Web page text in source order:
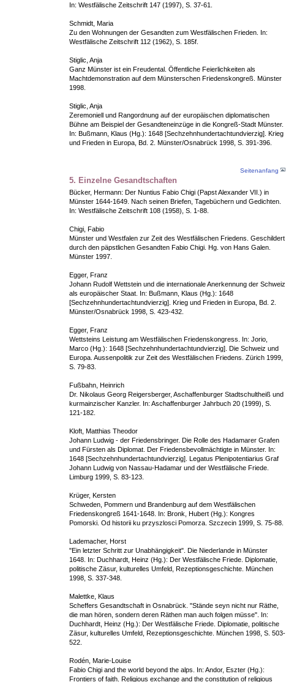
In: Westfälische Zeitschrift 147 (1997), S. 37-61.
Schmidt, Maria
Zu den Wohnungen der Gesandten zum Westfälischen Frieden. In:
Westfälische Zeitschrift 112 (1962), S. 185f.
Stiglic, Anja
Ganz Münster ist ein Freudental. Öffentliche Feierlichkeiten als
Machtdemonstration auf dem Münsterschen Friedenskongreß. Münster
1998.
Stiglic, Anja
Zeremoniell und Rangordnung auf der europäischen diplomatischen
Bühne am Beispiel der Gesandteneinzüge in die Kongreß-Stadt Münster.
In: Bußmann, Klaus (Hg.): 1648 [Sechzehnhundertachtundvierzig]. Krieg
und Frieden in Europa, Bd. 2. Münster/Osnabrück 1998, S. 391-396.
Seitenanfang
5. Einzelne Gesandtschaften
Bücker, Hermann: Der Nuntius Fabio Chigi (Papst Alexander VII.) in
Münster 1644-1649. Nach seinen Briefen, Tagebüchern und Gedichten.
In: Westfälische Zeitschrift 108 (1958), S. 1-88.
Chigi, Fabio
Münster und Westfalen zur Zeit des Westfälischen Friedens. Geschildert
durch den päpstlichen Gesandten Fabio Chigi. Hg. von Hans Galen.
Münster 1997.
Egger, Franz
Johann Rudolf Wettstein und die internationale Anerkennung der Schweiz
als europäischer Staat. In: Bußmann, Klaus (Hg.): 1648
[Sechzehnhundertachtundvierzig]. Krieg und Frieden in Europa, Bd. 2.
Münster/Osnabrück 1998, S. 423-432.
Egger, Franz
Wettsteins Leistung am Westfälischen Friedenskongress. In: Jorio,
Marco (Hg.): 1648 [Sechzehnhundertachtundvierzig]. Die Schweiz und
Europa. Aussenpolitik zur Zeit des Westfälischen Friedens. Zürich 1999,
S. 79-83.
Fußbahn, Heinrich
Dr. Nikolaus Georg Reigersberger, Aschaffenburger Stadtschultheiß und
kurmainzischer Kanzler. In: Aschaffenburger Jahrbuch 20 (1999), S.
121-182.
Kloft, Matthias Theodor
Johann Ludwig - der Friedensbringer. Die Rolle des Hadamarer Grafen
und Fürsten als Diplomat. Der Friedensbevollmächtigte in Münster. In:
1648 [Sechzehnhundertachtundvierzig]. Legatus Plenipotentiarius Graf
Johann Ludwig von Nassau-Hadamar und der Westfälische Friede.
Limburg 1999, S. 83-123.
Krüger, Kersten
Schweden, Pommern und Brandenburg auf dem Westfälischen
Friedenskongreß 1641-1648. In: Bronk, Hubert (Hg.): Kongres
Pomorski. Od historii ku przyszlosci Pomorza. Szczecin 1999, S. 75-88.
Lademacher, Horst
"Ein letzter Schritt zur Unabhängigkeit". Die Niederlande in Münster
1648. In: Duchhardt, Heinz (Hg.): Der Westfälische Friede. Diplomatie,
politische Zäsur, kulturelles Umfeld, Rezeptionsgeschichte. München
1998, S. 337-348.
Malettke, Klaus
Scheffers Gesandtschaft in Osnabrück. "Stände seyn nicht nur Räthe,
die man hören, sondern deren Räthen man auch folgen müsse". In:
Duchhardt, Heinz (Hg.): Der Westfälische Friede. Diplomatie, politische
Zäsur, kulturelles Umfeld, Rezeptionsgeschichte. München 1998, S. 503-
522.
Rodén, Marie-Louise
Fabio Chigi and the world beyond the alps. In: Andor, Eszter (Hg.):
Frontiers of faith. Religious exchange and the constitution of religious